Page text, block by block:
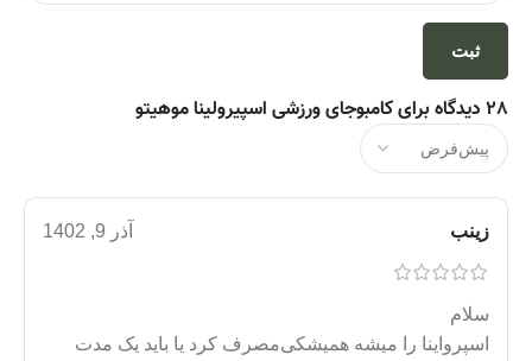
28 دیدگاه برای کامبوجای ورزشی اسپیرولینا موهیتو
زینب آذر 9, 1402
سلام
اسپرواینا را میشه همیشکی‌مصرف کرد یا باید یک مدت